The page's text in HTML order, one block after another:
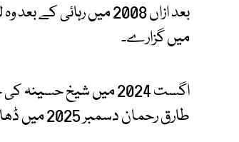
میں گزارے۔
اگست 2024 میں شیخ
طارق رحمان دسمبر 2025 میں ڈھاکا واپس آئے۔